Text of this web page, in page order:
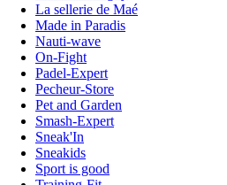
La sellerie de Maé
Made in Paradis
Nauti-wave
On-Fight
Padel-Expert
Pecheur-Store
Pet and Garden
Smash-Expert
Sneak'In
Sneakids
Sport is good